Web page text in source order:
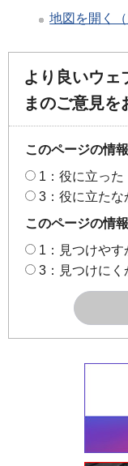
地図を開く
より良いウェ
まのご意見を
このページの情
1：役に立った
3：役に立たな
このページの情
1：見つけやす
3：見つけにく